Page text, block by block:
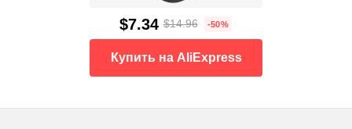
$7.34 $14.96 -50%
Купить на AliExpress